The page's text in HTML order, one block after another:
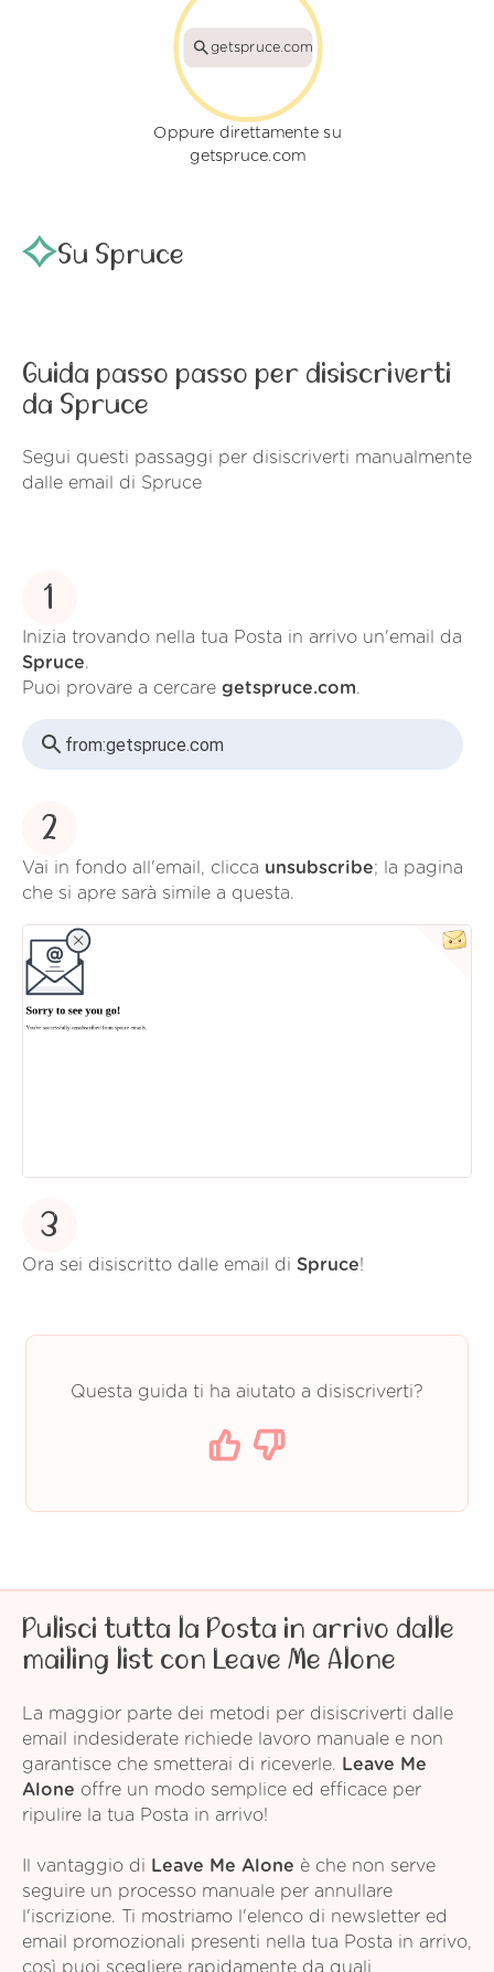
getspruce.com
Oppure direttamente su
getspruce.com
Su Spruce
Guida passo passo per disiscriverti
da Spruce
Segui questi passaggi per disiscriverti manualmente
dalle email di Spruce
1
Inizia trovando nella tua Posta in arrivo un'email da
Spruce.
Puoi provare a cercare getspruce.com.
from:getspruce.com
2
Vai in fondo all'email, clicca unsubscribe; la pagina
che si apre sarà simile a questa.
3
Ora sei disiscritto dalle email di Spruce!
Questa guida ti ha aiutato a disiscriverti?
Pulisci tutta la Posta in arrivo dalle
mailing list con Leave Me Alone
La maggior parte dei metodi per disiscriverti dalle
email indesiderate richiede lavoro manuale e non
garantisce che smetterai di riceverle. Leave Me
Alone offre un modo semplice ed efficace per
ripulire la tua Posta in arrivo!
Il vantaggio di Leave Me Alone è che non serve
seguire un processo manuale per annullare
l'iscrizione. Ti mostriamo l'elenco di newsletter ed
email promozionali presenti nella tua Posta in arrivo,
così puoi scegliere rapidamente da quali